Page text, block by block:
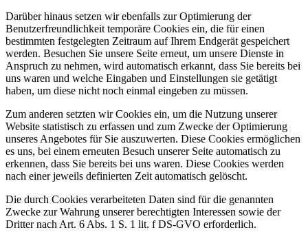
Darüber hinaus setzen wir ebenfalls zur Optimierung der
Benutzerfreundlichkeit temporäre Cookies ein, die für einen
bestimmten festgelegten Zeitraum auf Ihrem Endgerät gespeichert
werden. Besuchen Sie unsere Seite erneut, um unsere Dienste in
Anspruch zu nehmen, wird automatisch erkannt, dass Sie bereits bei
uns waren und welche Eingaben und Einstellungen sie getätigt
haben, um diese nicht noch einmal eingeben zu müssen.
Zum anderen setzten wir Cookies ein, um die Nutzung unserer
Website statistisch zu erfassen und zum Zwecke der Optimierung
unseres Angebotes für Sie auszuwerten. Diese Cookies ermöglichen
es uns, bei einem erneuten Besuch unserer Seite automatisch zu
erkennen, dass Sie bereits bei uns waren. Diese Cookies werden
nach einer jeweils definierten Zeit automatisch gelöscht.
Die durch Cookies verarbeiteten Daten sind für die genannten
Zwecke zur Wahrung unserer berechtigten Interessen sowie der
Dritter nach Art. 6 Abs. 1 S. 1 lit. f DS-GVO erforderlich.